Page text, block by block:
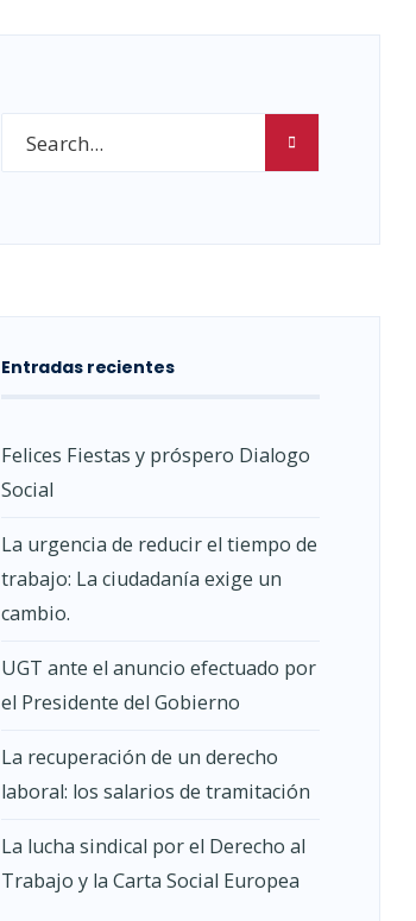
Entradas recientes
Felices Fiestas y próspero Dialogo
Social
La urgencia de reducir el tiempo de
trabajo: La ciudadanía exige un
cambio.
UGT ante el anuncio efectuado por
el Presidente del Gobierno
La recuperación de un derecho
laboral: los salarios de tramitación
La lucha sindical por el Derecho al
Trabajo y la Carta Social Europea